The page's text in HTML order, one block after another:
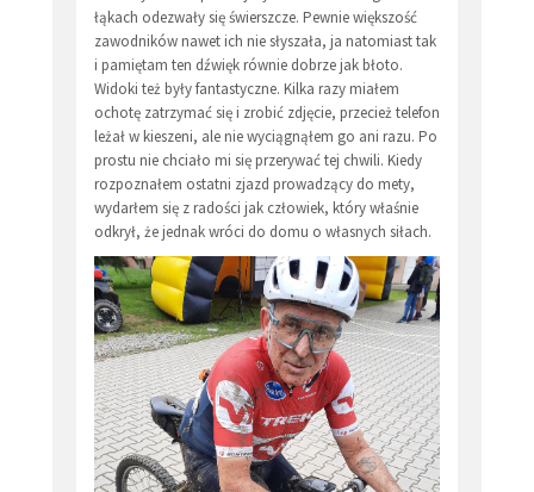
łąkach odezwały się świerszcze. Pewnie większość
zawodników nawet ich nie słyszała, ja natomiast tak
i pamiętam ten dźwięk równie dobrze jak błoto.
Widoki też były fantastyczne. Kilka razy miałem
ochotę zatrzymać się i zrobić zdjęcie, przecież telefon
leżał w kieszeni, ale nie wyciągnąłem go ani razu. Po
prostu nie chciało mi się przerywać tej chwili. Kiedy
rozpoznałem ostatni zjazd prowadzący do mety,
wydarłem się z radości jak człowiek, który właśnie
odkrył, że jednak wróci do domu o własnych siłach.